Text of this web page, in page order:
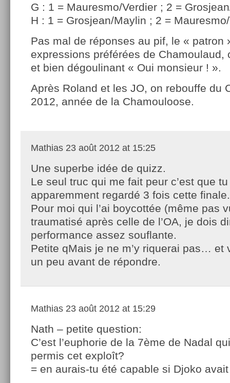
G : 1 = Mauresmo/Verdier ; 2 =
H : 1 = Grosjean/Maylin ; 2 =
Pas mal de réponses au pif, le « patron
expressions préférées de Chamoulaud,
et bien dégoulinant « Oui monsieur ! ».
Après Roland et les JO, on rebouffe du
2012, année de la Chamouloose.
Mathias 23 août 2012 at 15:25
Une superbe idée de quizz.
Le seul truc qui me fait peur c’est que
apparemment regardé 3 fois cette finale.
Pour moi qui l’ai boycottée (même pas
traumatisé après celle de l’OA, je dois
performance assez souflante.
Petite qMais je ne m’y riquerai pas… et
un peu avant de répondre.
Mathias 23 août 2012 at 15:29
Nath – petite question:
C’est l’euphorie de la 7ème de Nadal
permis cet exploît?
= en aurais-tu été capable si Djoko